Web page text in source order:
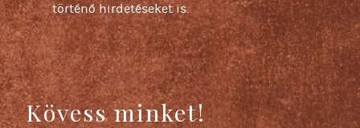
történő hirdetéseket is.
Kövess minket!